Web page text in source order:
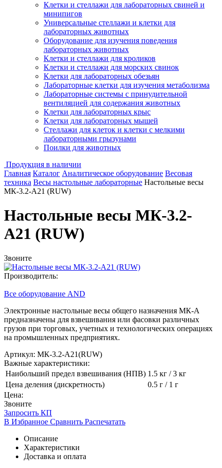
Клетки и стеллажи для лабораторных свиней и
минипигов
Универсальные стеллажи и клетки для
лабораторных животных
Оборудование для изучения поведения
лабораторных животных
Клетки и стеллажи для кроликов
Клетки и стеллажи для морских свинок
Клетки для лабораторных обезьян
Лабораторные клетки для изучения метаболизма
Лабораторные системы с принудительной
вентиляцией для содержания животных
Клетки для лабораторных крыс
Клетки для лабораторных мышей
Стеллажи для клеток и клетки с мелкими
лабораторными грызунами
Поилки для животных
Продукция в наличии
Главная Каталог Аналитическое оборудование Весовая
техника Весы настольные лабораторные Настольные весы
МК-3.2-А21 (RUW)
Настольные весы МК-3.2-
А21 (RUW)
Звоните
Производитель:
Все оборудование AND
Электронные настольные весы общего назначения МК-А
предназначены для взвешивания или фасовки различных
грузов при торговых, учетных и технологических операциях
на промышленных предприятиях.
Артикул: МК-3.2-А21(RUW)
Важные характеристики:
Наибольший предел взвешивания (НПВ) 1.5 кг / 3 кг
Цена деления (дискретность)
0.5 г / 1 г
Цена:
Звоните
Запросить КП
В Избранное Сравнить Распечатать
Описание
Характеристики
Доставка и оплата